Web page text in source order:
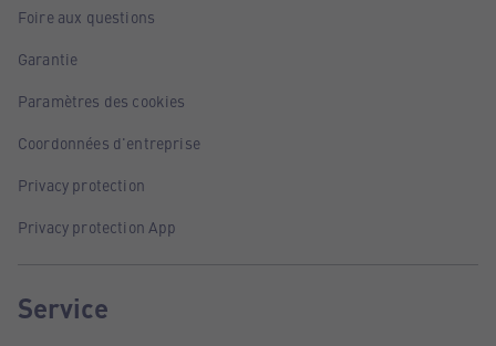
Foire aux questions
Garantie
Paramètres des cookies
Coordonnées d'entreprise
Privacy protection
Privacy protection App
Service